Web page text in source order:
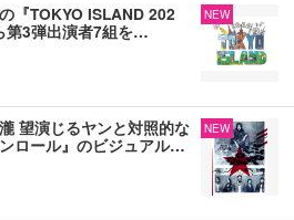
『TOKYO ISLAND 202
第3弾出演者7組を…
NEW
望演じるヤンと対照的な
ロール』のビジュアル…
NEW